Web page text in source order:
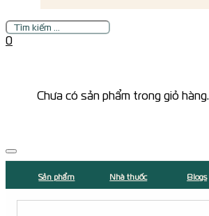
Tìm
kiếm
0
Chưa có sản phẩm trong giỏ hàng.
Sản phẩm Nhà thuốc Blogs